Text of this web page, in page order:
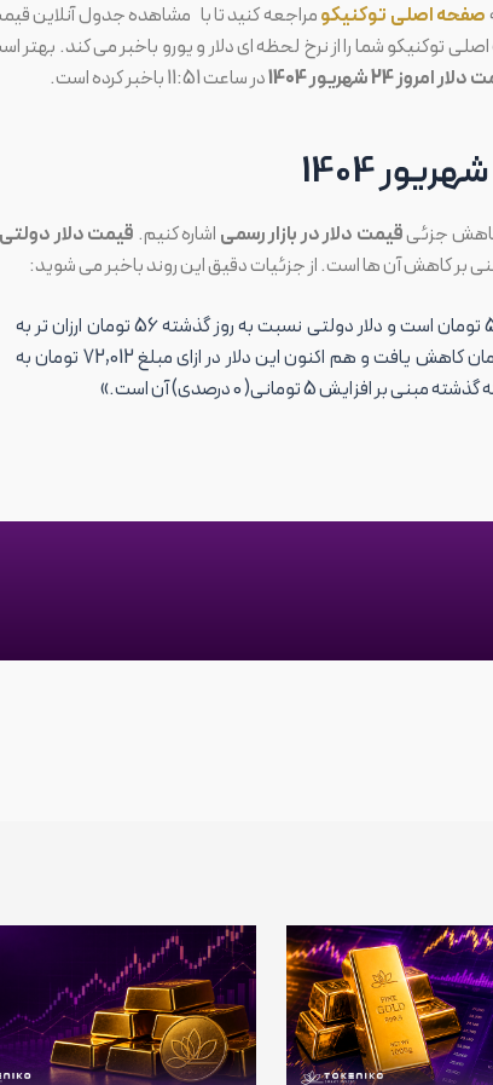
صفحه اصلی توکنیکومراجعه کنید تا با مشاهده جدول آنلاین
توکنیکو شما را از نرخ لحظه ای دلار و یورو باخبر می کند. بهتر
امروز 24 شهریور 1404 در ساعت 11:51 باخبر کرده است.
جزئیقیمت دلار در بازار رسمی اشاره کنیم. قیمت دلار دولتی
بر کاهش آن ها است. از جزئیات دقیق این روند باخبر می شوید:
امروز طبق اعلام بانک مرکزی برابر با 57,623 تومان است و دلار دولتی نسبت به روز گذشته 56 تومان ارزان تر به
نیز امروز 19 تومان کاهش یافت و هم اکنون این دلار در ازای مبلغ 72,012 تومان به
بر افزایش 5 تومانی( 0 درصدی) آن است.»